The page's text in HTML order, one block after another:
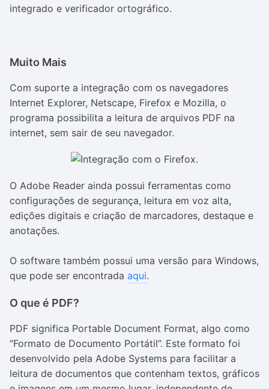
integrado e verificador ortográfico.
Muito Mais
Com suporte a integração com os navegadores
Internet Explorer, Netscape, Firefox e Mozilla, o
programa possibilita a leitura de arquivos PDF na
internet, sem sair de seu navegador.
O Adobe Reader ainda possui ferramentas como
configurações de segurança, leitura em voz alta,
edições digitais e criação de marcadores, destaque e
anotações.
O software também possui uma versão para Windows,
que pode ser encontrada aqui.
O que é PDF?
PDF significa Portable Document Format, algo como
“Formato de Documento Portátil”. Este formato foi
desenvolvido pela Adobe Systems para facilitar a
leitura de documentos que contenham textos, gráficos